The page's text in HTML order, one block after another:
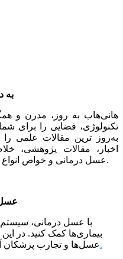
به
هانی‌هاب به روز، مدرن و
تکنولوژی، فضایی را برای
به‌روز ترین مقالات علمی را
اخبار، مقالات پژوهشی،
عسل درمانی و خواص انواع عسل دسترسی خواهید داشت.
عسل
با عسل درمانی، سیستم
بیماری‌ها کمک کنید. در
عسل‌ها و تجارب پزشکانبیشتر بخوانیم.